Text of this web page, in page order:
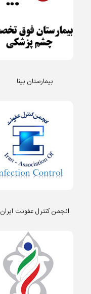
بیمارستان بینا
انجمن کنترل عفونت ایران